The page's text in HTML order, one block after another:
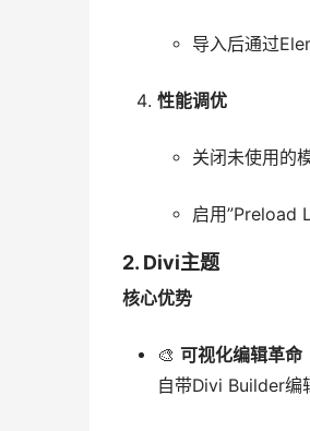
导入后通过
性能调优
关闭未使用的
启用”Preload
2. Divi主题
核心优势
🎨 可视化编辑革命
自带Divi Builder编